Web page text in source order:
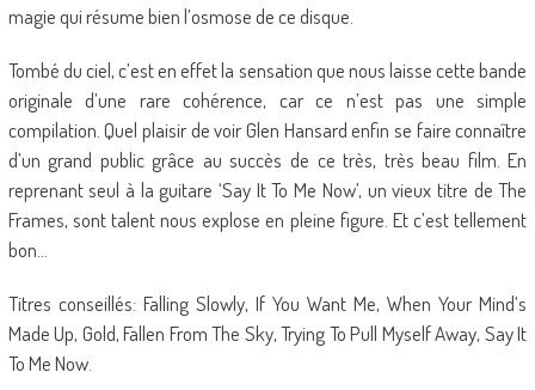
magie qui résume bien l’osmose de ce disque.
Tombé du ciel, c’est en effet la sensation que nous laisse cette bande
originale d’une rare cohérence, car ce n’est pas une simple
compilation. Quel plaisir de voir Glen Hansard enfin se faire connaître
d’un grand public grâce au succès de ce très, très beau film. En
reprenant seul à la guitare ‘Say It To Me Now’, un vieux titre de The
Frames, sont talent nous explose en pleine figure. Et c’est tellement
bon…
Titres conseillés: Falling Slowly, If You Want Me, When Your Mind’s
Made Up, Gold, Fallen From The Sky, Trying To Pull Myself Away, Say It
To Me Now.